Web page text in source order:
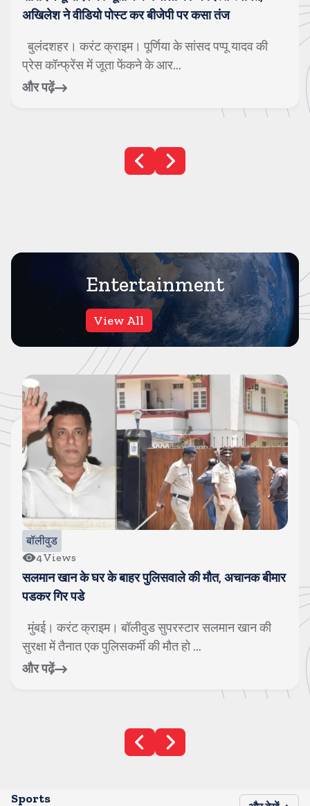
अखिलेश ने वीडियो पोस्ट कर बीजेपी पर कसा तंज
बुलंदशहर। करंट क्राइम। पूर्णिया के सांसद पप्पू यादव की
प्रेस कॉन्फ्रेंस में जूता फेंकने के आर...
और पढ़ें
Entertainment
View All
बॉलीवुड
4Views
सलमान खान के घर के बाहर पुलिसवाले की मौत, अचानक बीमार
पडकर गिर पडे
मुंबई। करंट क्राइम। बॉलीवुड सुपरस्टार सलमान खान की
सुरक्षा में तैनात एक पुलिसकर्मी की मौत हो ...
और पढ़ें
Sports